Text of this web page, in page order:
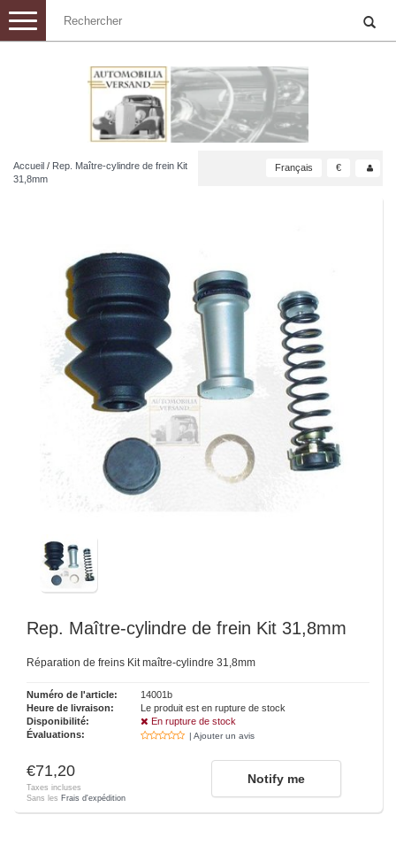
Toggle
navigation
Accueil / Rep. Maître-cylindre de frein Kit
31,8mm
Français €
Rep. Maître-cylindre de frein Kit 31,8mm
Réparation de freins Kit maître-cylindre 31,8mm
Numéro de l'article:
14001b
Heure de livraison:
Le produit est en rupture de stock
Disponibilité:
En rupture de stock
Évaluations:
| Ajouter un avis
€71,20
Taxes incluses
Sans les Frais d'expédition
Notify me